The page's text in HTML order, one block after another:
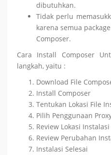
dibutuhkan.
Tidak perlu
karena semua
Composer.
Cara Install Composer
langkah, yaitu :
Download File
Install Composer
Tentukan Lokasi File
Pilih Penggunaan
Review Lokasi Instalasi
Review Perubahan
Instalasi Selesai